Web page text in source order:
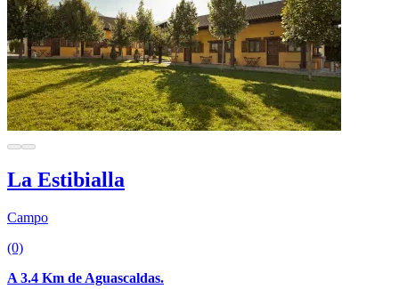
La Estibialla
Campo
(0)
A 3.4 Km de Aguascaldas.